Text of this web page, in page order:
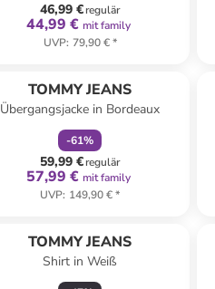
46,99 €regulär
44,99 € mit family
UVP: 79,90 €*
TOMMY JEANS
Übergangsjacke in Bordeaux
-61%
59,99 €regulär
57,99 € mit family
UVP: 149,90 €*
TOMMY JEANS
Shirt in Weiß